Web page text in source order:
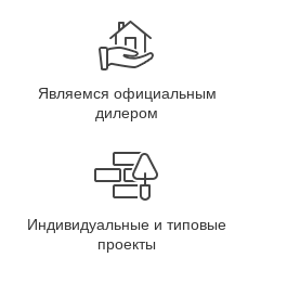
Являемся официальным
дилером
Индивидуальные и типовые
проекты